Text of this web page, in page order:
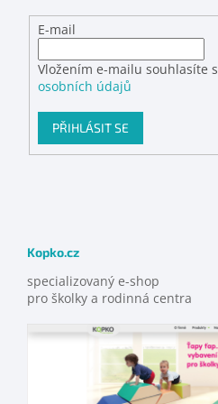
E-mail
Vložením e-mailu souhlasíte s
osobních údajů
PŘIHLÁSIT SE
Kopko.cz
specializovaný e-shop
pro školky a rodinná centra